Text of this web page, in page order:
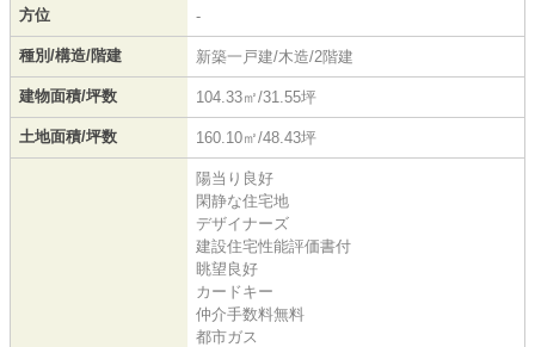
方位 -
種別/構造/階建 新築一戸建/木造/2階建
建物面積/坪数 104.33㎡/31.55坪
土地面積/坪数 160.10㎡/48.43坪
陽当り良好
閑静な住宅地
デザイナーズ
建設住宅性能評価書付
眺望良好
カードキー
仲介手数料無料
都市ガス